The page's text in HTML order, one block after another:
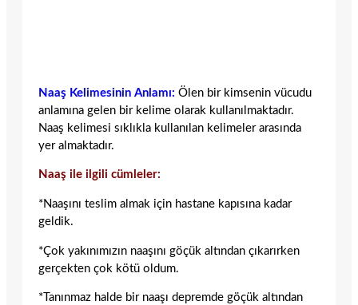
Naaş Kelimesinin Anlamı: Ölen bir kimsenin vücudu
anlamına gelen bir kelime olarak kullanılmaktadır.
Naaş kelimesi sıklıkla kullanılan kelimeler arasında
yer almaktadır.
Naaş ile ilgili cümleler:
*Naaşını teslim almak için hastane kapısına kadar
geldik.
*Çok yakınımızın naaşını göçük altından çıkarırken
gerçekten çok kötü oldum.
*Tanınmaz halde bir naaşı depremde göçük altından